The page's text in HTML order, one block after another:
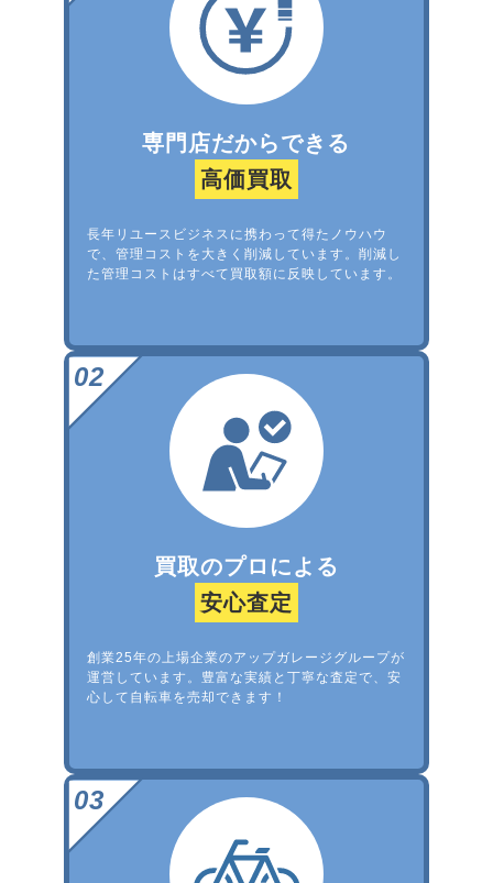
専門店だからできる
高価買取
長年リユースビジネスに携わって得たノウハウ
で、管理コストを大きく削減しています。削減し
た管理コストはすべて買取額に反映しています。
買取のプロによる
安心査定
創業25年の上場企業のアップガレージグループが
運営しています。豊富な実績と丁寧な査定で、安
心して自転車を売却できます！